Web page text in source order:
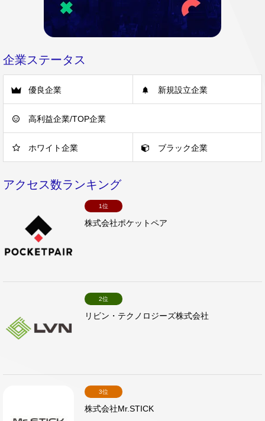
企業ステータス
優良企業 新規設立企業
高利益企業/TOP企業
ホワイト企業 ブラック企業
アクセス数ランキング
1位
株式会社ポケットペア
2位
リビン・テクノロジーズ株式会社
3位
株式会社Mr.STICK